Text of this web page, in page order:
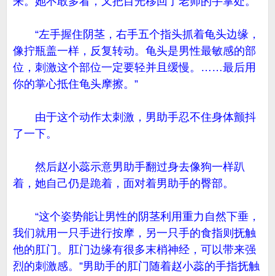
“左手握住阴茎，右手五个指头抓着龟头边缘，
像拧瓶盖一样，反复转动。龟头是男性最敏感的部
位，刺激这个部位一定要轻并且缓慢。……最后用
你的掌心抵住龟头摩擦。”
由于这个动作太刺激，男助手忍不住身体颤抖
了一下。
然后赵小蕊示意男助手翻过身去像狗一样趴
着，她自己仍是跪着，面对着男助手的臀部。
“这个姿势能让男性的阴茎利用重力自然下垂，
我们就用一只手进行按摩，另一只手的食指则抚触
他的肛门。肛门边缘有很多末梢神经，可以带来强
烈的刺激感。”男助手的肛门随着赵小蕊的手指抚触